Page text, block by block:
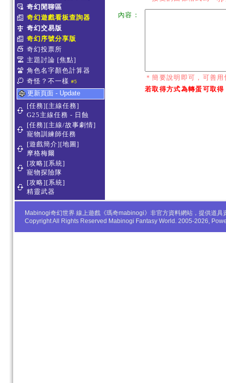
奇幻閒聊區
奇幻遊戲看板查詢器
奇幻交易版
奇幻序號分享版
奇幻投票所
主題討論 [焦點]
角色名字顏色計算器
奇怪？不一樣 #5
更新頁面 - Update
[任務][主線任務]
G25主線任務 - 日蝕
[任務][主線/故事劇情]
寵物訓練師任務
[遊戲簡介][地圖]
摩格梅爾
[攻略][系統]
寵物探險隊
[攻略][系統]
精靈武器
內容：
＊簡要說明即可，可善
若取得方式為轉蛋可取
Mabinogi奇幻世界 線上遊戲《瑪奇mabinogi》非官方資料網站，提供道
Copyright All Rights Reserved Mabinogi Fantasy World. 2005-2026,